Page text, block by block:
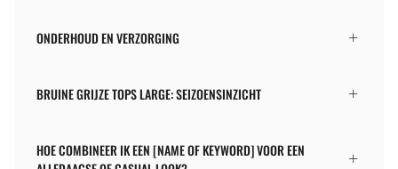
ONDERHOUD EN VERZORGING
BRUINE GRIJZE TOPS LARGE: SEIZOENSINZICHT
HOE COMBINEER IK EEN [NAME OF KEYWORD] VOOR EEN